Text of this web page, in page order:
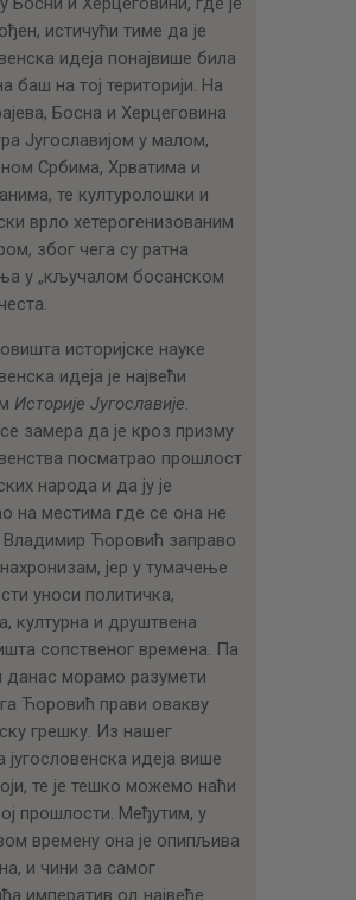
истичући тиме да је
идеја понајвише била
баш на тој територији. На
Босна и Херцеговина
Југославијом у малом,
Србима, Хрватима и
те културолошки и
врло хетерогенизованим
због чега су ратна
у „кључалом босанском
историјске науке
идеја је највећи
Историје Југославије.
замера да је кроз призму
посматрао прошлост
народа и да ју је
на местима где се она не
Владимир Ћоровић заправо
јер у тумачење
уноси политичка,
културна и друштвена
сопственог времена. Па
данас морамо разумети
Ћоровић прави овакву
грешку. Из нашег
југословенска идеја више
те је тешко можемо наћи
прошлости. Међутим, у
времену она је опипљива
и чини за самог
императив од највеће